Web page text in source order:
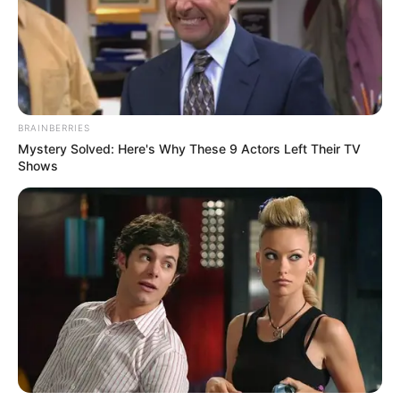
Prieto Corredorse expone a una condena que oscila
entre 33 y 50 años de prisión
y no tendría ninguna rebaja
ni beneficios, teniendo en cuenta que la víctima era un
BRAINBERRIES
Mystery Solved: Here's Why These 9 Actors Left Their TV
Shows